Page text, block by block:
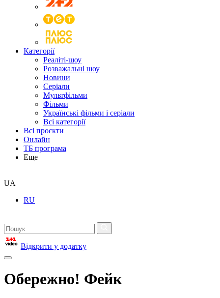
Категорії
Реаліті-шоу
Розважальні шоу
Новини
Серіали
Мультфільми
Фільми
Українські фільми і серіали
Всі категорії
Всі проєкти
Онлайн
ТБ програма
Еще
UA
RU
Відкрити у додатку
Обережно! Фейк